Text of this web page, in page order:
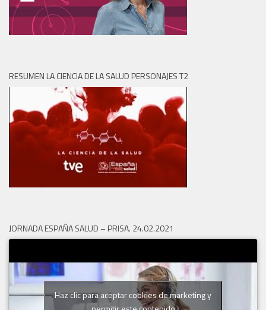
RESUMEN LA CIENCIA DE LA SALUD PERSONAJES T2
JORNADA ESPAÑA SALUD – PRISA. 24.02.2021
Haz clic para aceptar cookies de marketing y